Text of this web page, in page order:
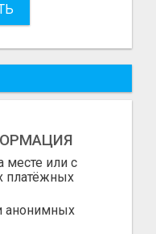
месте или с
анонимных